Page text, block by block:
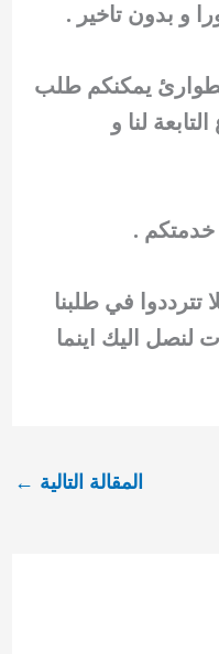
و بدون تاخير .
يمكنكم طلب
لنا و
خدمتكم .
تترددوا في طلبنا
لنصل اليك اينما
المقالة التالية ←